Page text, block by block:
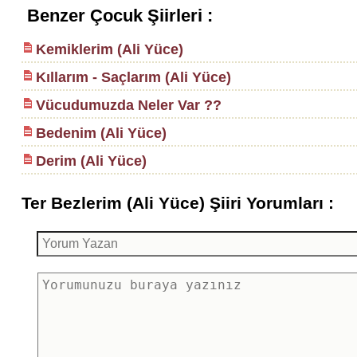
Benzer Çocuk Şiirleri :
Kemiklerim (Ali Yüce)
Kıllarım - Saçlarım (Ali Yüce)
Vücudumuzda Neler Var ??
Bedenim (Ali Yüce)
Derim (Ali Yüce)
Ter Bezlerim (Ali Yüce) Şiiri Yorumları :